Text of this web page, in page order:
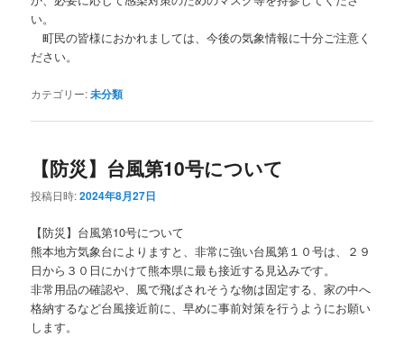
い。
町民の皆様におかれましては、今後の気象情報に十分ご注意く
ださい。
カテゴリー:未分類
【防災】台風第10号について
投稿日時:2024年8月27日
【防災】台風第10号について
熊本地方気象台によりますと、非常に強い台風第１０号は、２９
日から３０日にかけて熊本県に最も接近する見込みです。
非常用品の確認や、風で飛ばされそうな物は固定する、家の中へ
格納するなど台風接近前に、早めに事前対策を行うようにお願い
します。